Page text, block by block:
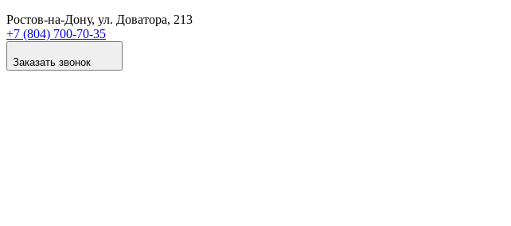
Ростов-на-Дону, ул. Доватора, 213
+7 (804) 700-70-35
Заказать звонок